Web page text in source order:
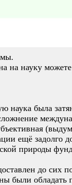
на науку
наука была
ещё задолго
природы
до сих
были обладать